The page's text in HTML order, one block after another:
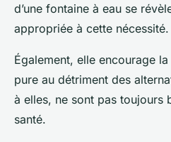
d’une fontaine à eau se
appropriée à cette nécessité.
Également, elle encourage
pure au détriment des
à elles, ne sont pas toujours
santé.